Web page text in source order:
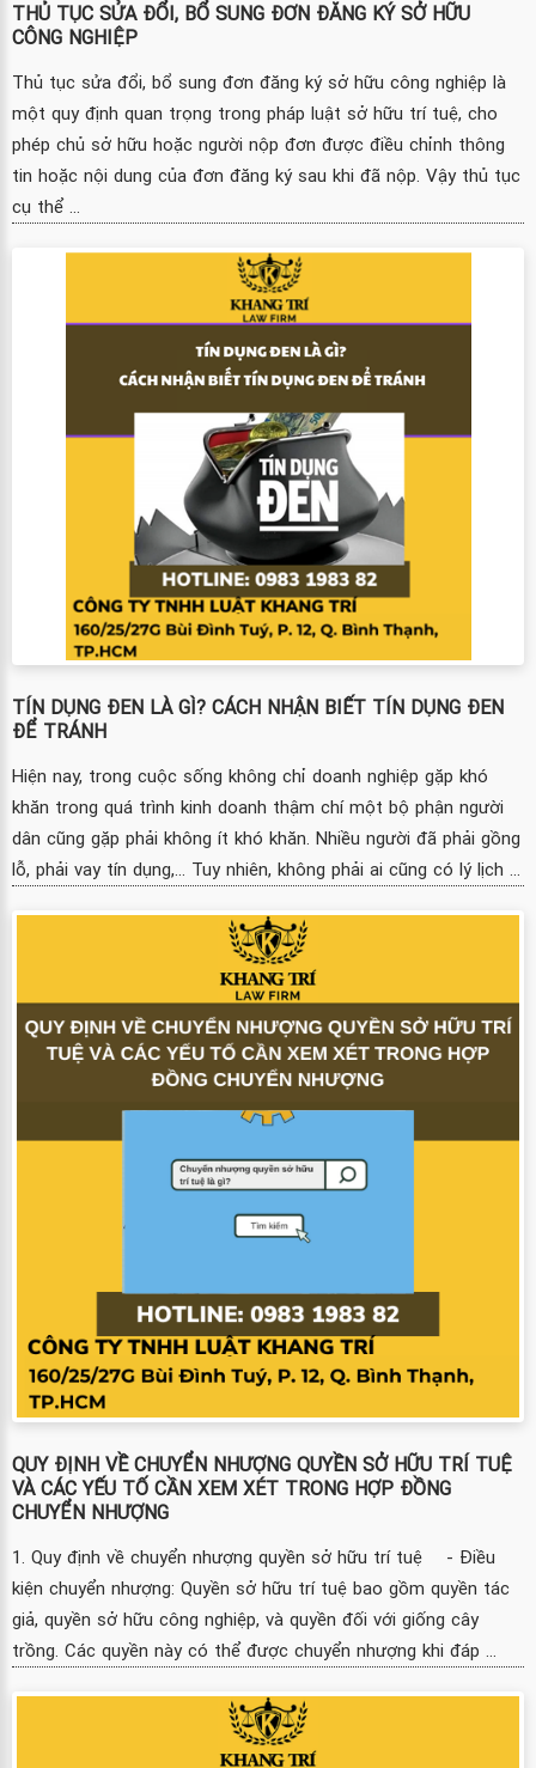
THỦ TỤC SỬA ĐỔI, BỔ SUNG ĐƠN ĐĂNG KÝ SỞ HỮU
CÔNG NGHIỆP
Thủ tục sửa đổi, bổ sung đơn đăng ký sở hữu công nghiệp là
một quy định quan trọng trong pháp luật sở hữu trí tuệ, cho
phép chủ sở hữu hoặc người nộp đơn được điều chỉnh thông
tin hoặc nội dung của đơn đăng ký sau khi đã nộp. Vậy thủ tục
cụ thể ...
TÍN DỤNG ĐEN LÀ GÌ? CÁCH NHẬN BIẾT TÍN DỤNG ĐEN
ĐỂ TRÁNH
Hiện nay, trong cuộc sống không chỉ doanh nghiệp gặp khó
khăn trong quá trình kinh doanh thậm chí một bộ phận người
dân cũng gặp phải không ít khó khăn. Nhiều người đã phải gồng
lỗ, phải vay tín dụng,... Tuy nhiên, không phải ai cũng có lý lịch ...
QUY ĐỊNH VỀ CHUYỂN NHƯỢNG QUYỀN SỞ HỮU TRÍ TUỆ
VÀ CÁC YẾU TỐ CẦN XEM XÉT TRONG HỢP ĐỒNG
CHUYỂN NHƯỢNG
1. Quy định về chuyển nhượng quyền sở hữu trí tuệ - Điều
kiện chuyển nhượng: Quyền sở hữu trí tuệ bao gồm quyền tác
giả, quyền sở hữu công nghiệp, và quyền đối với giống cây
trồng. Các quyền này có thể được chuyển nhượng khi đáp ...